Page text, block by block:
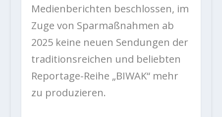
Medienberichten beschlossen, im
Zuge von Sparmaßnahmen ab
2025 keine neuen Sendungen der
traditionsreichen und beliebten
Reportage-Reihe „BIWAK“ mehr
zu produzieren.